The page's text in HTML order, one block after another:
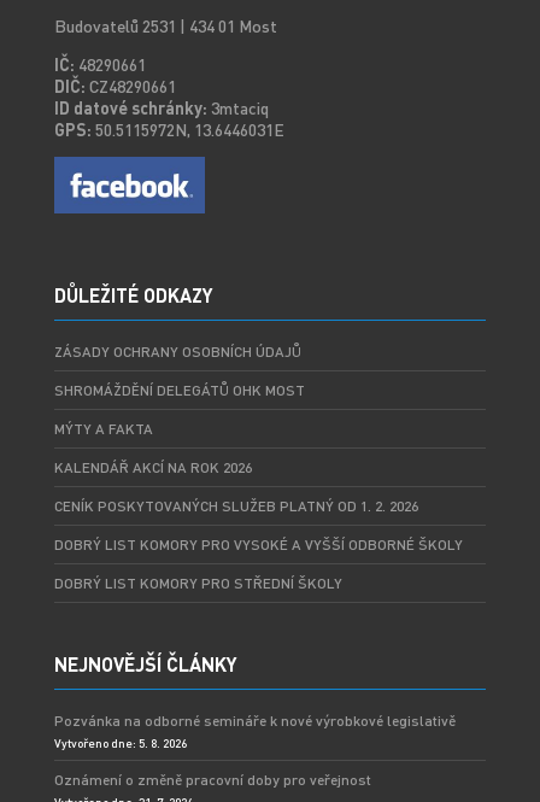
Budovatelů 2531 | 434 01 Most
IČ: 48290661
DIČ: CZ48290661
ID datové schránky: 3mtaciq
GPS: 50.5115972N, 13.6446031E
DŮLEŽITÉ ODKAZY
ZÁSADY OCHRANY OSOBNÍCH ÚDAJŮ
SHROMÁŽDĚNÍ DELEGÁTŮ OHK MOST
MÝTY A FAKTA
KALENDÁŘ AKCÍ NA ROK 2026
CENÍK POSKYTOVANÝCH SLUŽEB PLATNÝ OD 1. 2. 2026
DOBRÝ LIST KOMORY PRO VYSOKÉ A VYŠŠÍ ODBORNÉ ŠKOLY
DOBRÝ LIST KOMORY PRO STŘEDNÍ ŠKOLY
NEJNOVĚJŠÍ ČLÁNKY
Pozvánka na odborné semináře k nové výrobkové legislativě
Vytvořeno dne: 5. 8. 2026
Oznámení o změně pracovní doby pro veřejnost